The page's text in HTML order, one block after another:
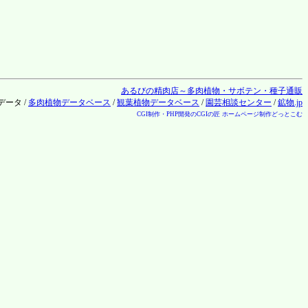
あるびの精肉店～多肉植物・サボテン・種子通販
ータ / 多肉植物データベース /観葉植物データベース / 園芸相談センター /鉱物.jp
CGI制作・PHP開発のCGIの匠 ホームページ制作どっとこむ